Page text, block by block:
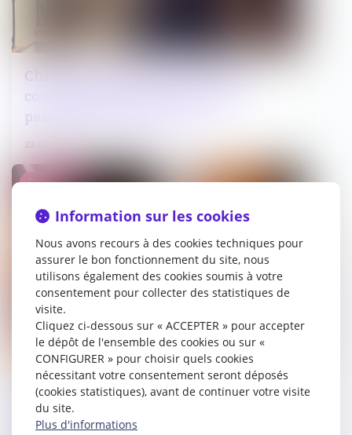
Changement d’usage, location de
courtes durées à une clientèle de
passage et amende civile
23/02/2023
Le juge contrôle de manière stricte la
justification du recours à la procédure
avec négociation
Droit public
Information sur les cookies
Nous avons recours à des cookies techniques pour
assurer le bon fonctionnement du site, nous
utilisons également des cookies soumis à votre
consentement pour collecter des statistiques de
visite.
Cliquez ci-dessous sur « ACCEPTER » pour accepter
le dépôt de l'ensemble des cookies ou sur «
CONFIGURER » pour choisir quels cookies
nécessitant votre consentement seront déposés
(cookies statistiques), avant de continuer votre visite
du site.
Plus d'informations